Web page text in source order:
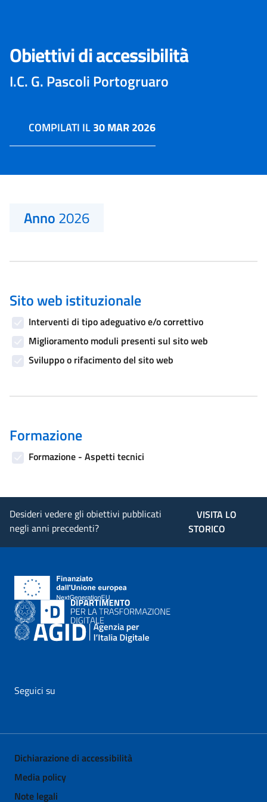
Obiettivi di accessibilità
I.C. G. Pascoli Portogruaro
COMPILATI IL30 MAR 2026
Anno2026
Sito web istituzionale
Interventi di tipo adeguativo e/o correttivo
Miglioramento moduli presenti sul sito web
Sviluppo o rifacimento del sito web
Formazione
Formazione - Aspetti tecnici
Desideri vedere gli obiettivi pubblicati
negli anni precedenti?
VISITA LO
STORICO
Seguici su
Dichiarazione di accessibilità
Media policy
Note legali